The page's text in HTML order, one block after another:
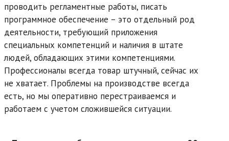
проводить регламентные работы, писать
программное обеспечение – это отдельный род
деятельности, требующий приложения
специальных компетенций и наличия в штате
людей, обладающих этими компетенциями.
Профессионалы всегда товар штучный, сейчас их
не хватает. Проблемы на производстве всегда
есть, но мы оперативно перестраиваемся и
работаем с учетом сложившейся ситуации.